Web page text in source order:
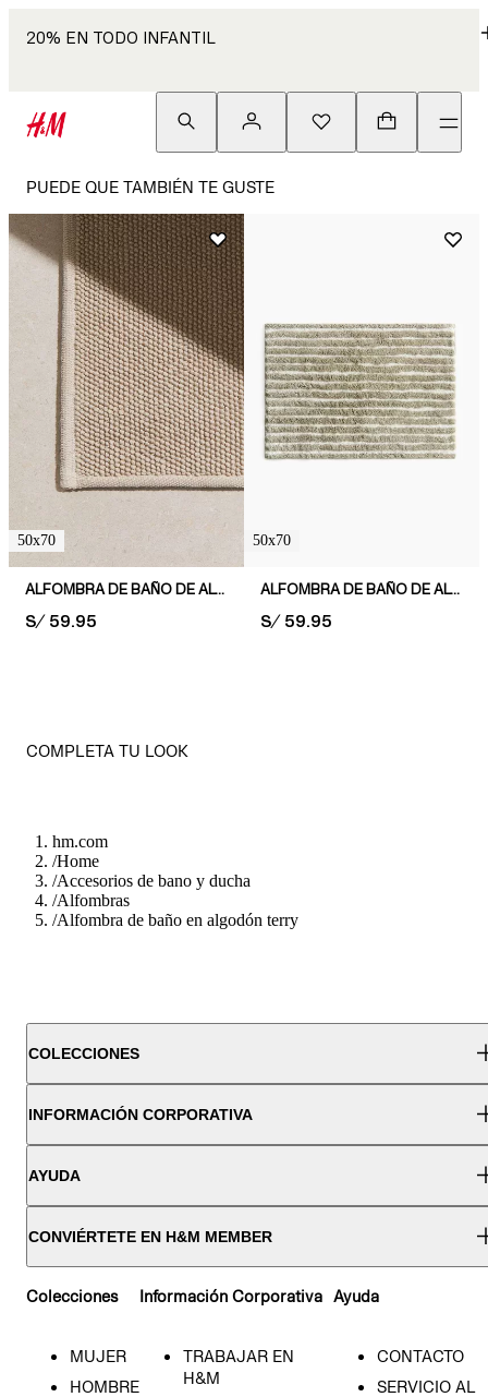
20% EN TODO INFANTIL
PUEDE QUE TAMBIÉN TE GUSTE
50x70
ALFOMBRA DE BAÑO DE ALGODÓN
PRICE:
S/ 59.95
50x70
ALFOMBRA DE BAÑO DE ALGODÓN CON TUFTING
PRICE:
S/ 59.95
COMPLETA TU LOOK
hm.com
/Home
/Accesorios de bano y ducha
/Alfombras
/Alfombra de baño en algodón terry
COLECCIONES
INFORMACIÓN CORPORATIVA
AYUDA
CONVIÉRTETE EN H&M MEMBER
Colecciones
MUJER
HOMBRE
Información Corporativa
TRABAJAR EN
H&M
Ayuda
CONTACTO
SERVICIO AL